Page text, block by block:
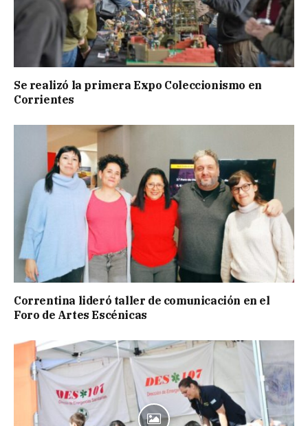
Se realizó la primera Expo Coleccionismo en
Corrientes
Correntina lideró taller de comunicación en el
Foro de Artes Escénicas